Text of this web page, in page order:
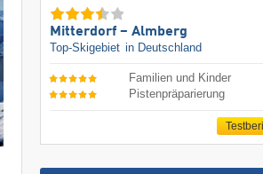
Mitterdorf – Almberg
Top-Skigebiet in Deutschland
Familien und Kinder
Pistenpräparierung